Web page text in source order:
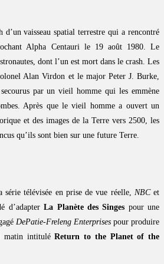
d’un vaisseau spatial terrestre qui a rencontré
Alpha Centauri le 19 août 1980. Le
dont l’un est mort dans le crash. Les
Alan Virdon et le major Peter J. Burke,
par un vieil homme qui les emmène
Après que le vieil homme a ouvert un
et des images de la Terre vers 2500, les
qu’ils sont bien sur une future Terre.
série télévisée en prise de vue réelle, NBCet
d’adapterLa Planète des Singes pour une
DePatie-Freleng Enterprises pour produire
matin intituléReturn to the Planet of the